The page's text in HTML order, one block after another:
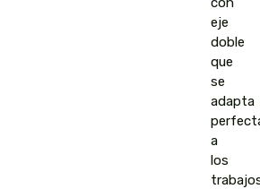
eje
doble
que
se
adapta
a
los